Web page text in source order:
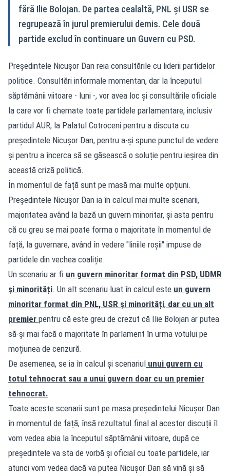
fără Ilie Bolojan. De partea cealaltă, PNL și USR se
regrupează în jurul premierului demis. Cele două
partide exclud în continuare un Guvern cu PSD.
Președintele Nicușor Dan reia consultările cu liderii partidelor
politice. Consultări informale momentan, dar la începutul
săptămânii viitoare - luni -, vor avea loc și consultările oficiale
la care vor fi chemate toate partidele parlamentare, inclusiv
partidul AUR, la Palatul Cotroceni pentru a discuta cu
președintele Nicușor Dan, pentru a-și spune punctul de vedere
și pentru a încerca să se găsească o soluție pentru ieșirea din
această criză politică.
În momentul de față sunt pe masă mai multe opțiuni.
Președintele Nicușor Dan ia în calcul mai multe scenarii,
majoritatea având la bază un guvern minoritar, și asta pentru
că cu greu se mai poate forma o majoritate în momentul de
față, la guvernare, având în vedere "liniile roșii" impuse de
partidele din vechea coaliție.
Un scenariu ar fi un guvern minoritar format din PSD, UDMR
și minorități. Un alt scenariu luat în calcul este un guvern
minoritar format din PNL, USR și minorități, dar cu un alt
premier pentru că este greu de crezut că Ilie Bolojan ar putea
să-și mai facă o majoritate în parlament în urma votului pe
moțiunea de cenzură.
De asemenea, se ia în calcul și scenariul unui guvern cu
totul tehnocrat sau a unui guvern doar cu un premier
tehnocrat.
Toate aceste scenarii sunt pe masa președintelui Nicușor Dan
în momentul de față, însă rezultatul final al acestor discuții îl
vom vedea abia la începutul săptămânii viitoare, după ce
președintele va sta de vorbă și oficial cu toate partidele, iar
atunci vom vedea dacă va putea Nicușor Dan să vină și să